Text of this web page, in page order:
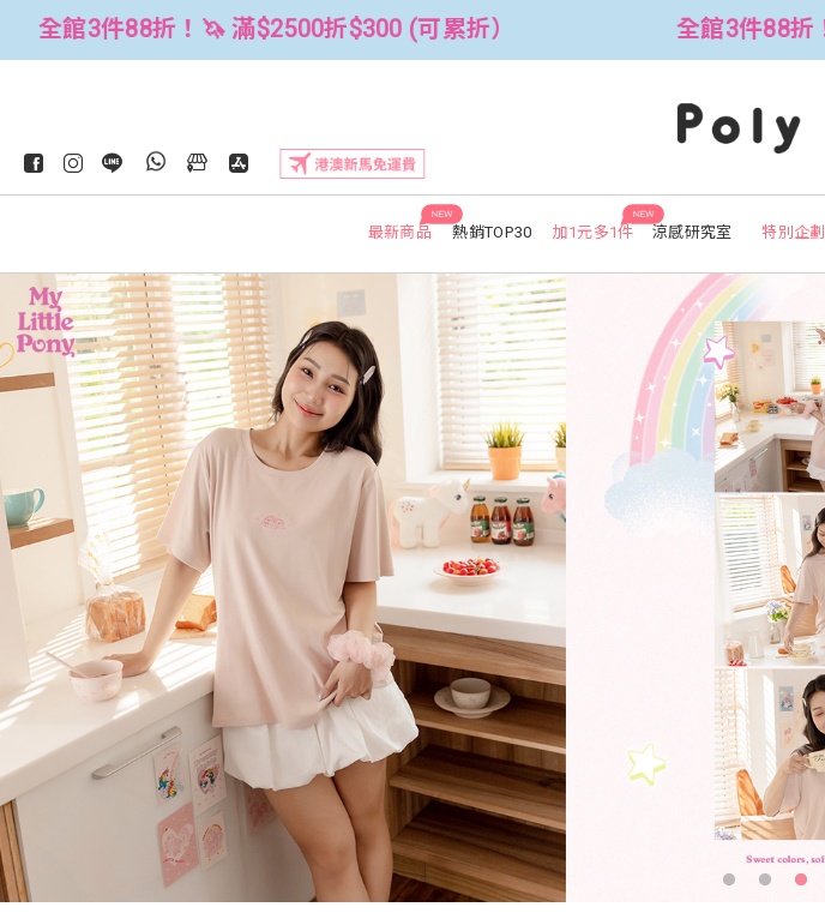
(可累折） 全館3件88折！🦄 滿$2500折$300 (可累折）
NEW
最新商品 熱銷TOP30
NEW
加1元多1件 涼感研究室 特別企劃